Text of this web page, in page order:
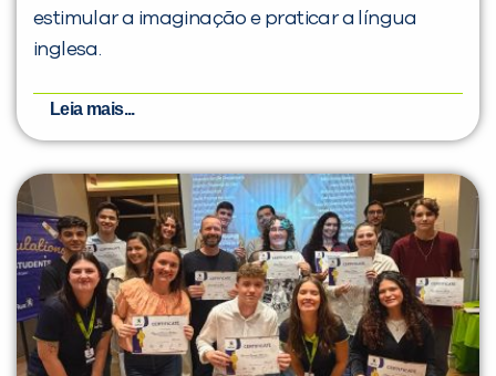
estimular a imaginação e praticar a língua
inglesa.
Leia mais...